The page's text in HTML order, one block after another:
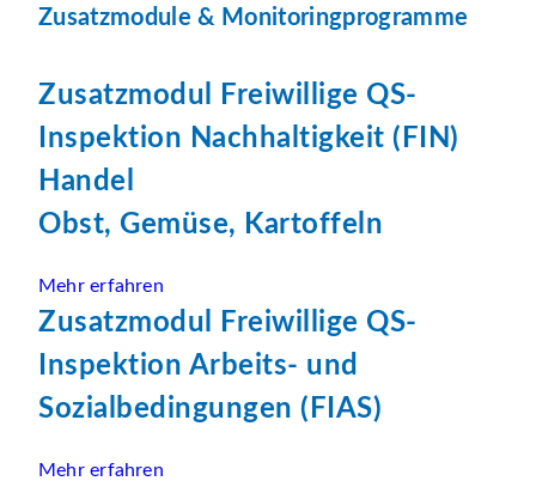
Zusatzmodule & Monitoringprogramme
Zusatzmodul Freiwillige QS-
Inspektion Nachhaltigkeit (FIN)
Handel
Obst, Gemüse, Kartoffeln
Mehr erfahren
Zusatzmodul Freiwillige QS-
Inspektion Arbeits- und
Sozialbedingungen (FIAS)
Mehr erfahren